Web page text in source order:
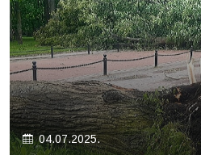
04.07.2025.